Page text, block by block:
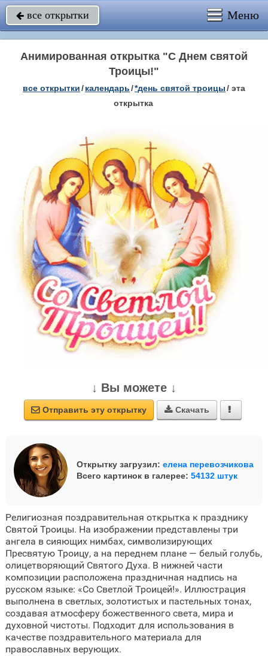
 все открытки Меню
Анимированная открытка "С Днем святой
Троицы!"
все открытки/календарь/*день святой троицы/ эта
открытка
↓ Вы можете ↓
 Отправить эту открытку  Скачать 
Открытку загрузил: елена перевозчикова
Всего картинок в галерее: 54132 штук
Религиозная поздравительная открытка к празднику
Святой Троицы. На изображении представлены три
ангела в сияющих нимбах, символизирующих
Пресвятую Троицу, а на переднем плане — белый голубь,
олицетворяющий Святого Духа. В нижней части
композиции расположена праздничная надпись на
русском языке: «Со Светлой Троицей!». Иллюстрация
выполнена в светлых, золотистых и пастельных тонах,
создавая атмосферу божественного света, мира и
духовной чистоты. Подходит для использования в
качестве поздравительного материала для
православных верующих.